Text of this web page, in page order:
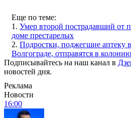
Еще по теме:
1. Умер второй пострадавший от
доме престарелых
2. Подростки, поджегшие аптеку
Волгограде, отправятся в колонию
Подписывайтесь на наш канал в
новостей дня.
Реклама
Новости
16:00